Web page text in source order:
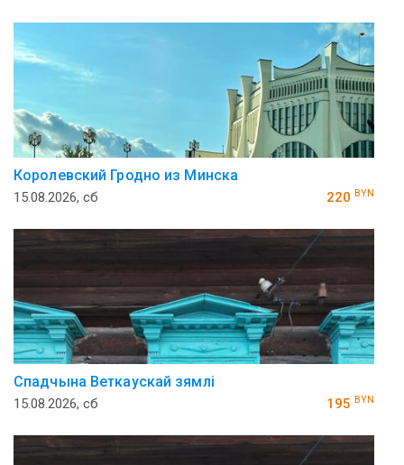
Королевский Гродно из Минска
15.08.2026, сб 220 BYN
Спадчына Веткаускай зямлi
15.08.2026, сб 195 BYN